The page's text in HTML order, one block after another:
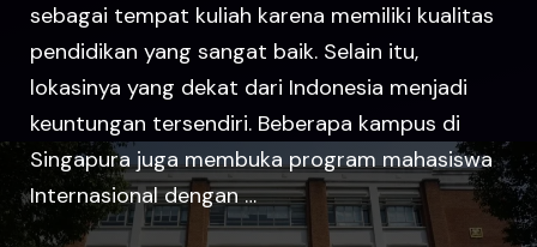
sebagai tempat kuliah karena memiliki kualitas
pendidikan yang sangat baik. Selain itu,
lokasinya yang dekat dari Indonesia menjadi
keuntungan tersendiri. Beberapa kampus di
Singapura juga membuka program mahasiswa
Internasional dengan …